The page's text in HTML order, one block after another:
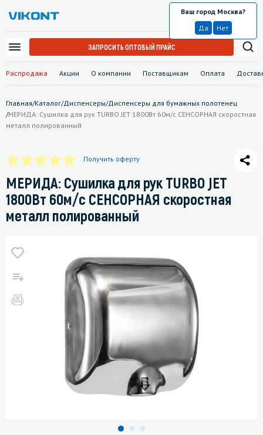
Распродажа Акции О компании Поставщикам Оплата
Москва
Ваш город Москва?
Да
Нет
ЗАПРОСИТЬ ОПТОВЫЙ ПРАЙС
Главная/Каталог/Диспенсеры/Диспенсеры для бумажных полотенец
/МЕРИДА: Сушилка для рук TURBO JET 1800Вт 60м/с СЕНСОРНАЯ скоростная
металл полированный
Получить оферту
МЕРИДА: Сушилка для рук TURBO JET
1800Вт 60м/с СЕНСОРНАЯ скоростная
металл полированный